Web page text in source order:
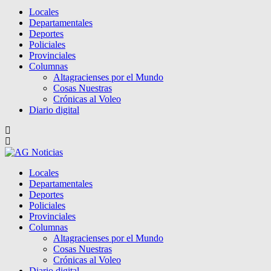
Locales
Departamentales
Deportes
Policiales
Provinciales
Columnas
Altagracienses por el Mundo
Cosas Nuestras
Crónicas al Voleo
Diario digital
Locales
Departamentales
Deportes
Policiales
Provinciales
Columnas
Altagracienses por el Mundo
Cosas Nuestras
Crónicas al Voleo